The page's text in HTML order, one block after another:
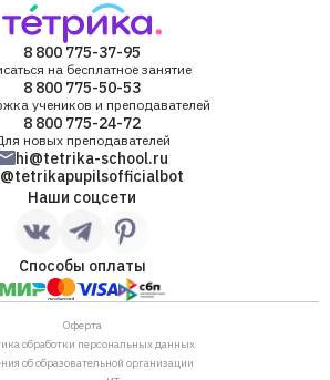
8 800 775-37-95
на бесплатное занятие
8 800 775-50-53
учеников и преподавателей
8 800 775-24-72
новых преподавателей
hi@tetrika-school.ru
@tetrikapupilsofficialbot
Наши соцсети
Способы оплаты
Оферта
обработки персональных данных
об образовательной организации